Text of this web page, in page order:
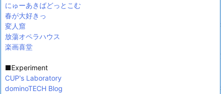
にゅーあきばどっとこむ
春が大好きっ
変人窟
放蕩オペラハウス
楽画喜堂
■Experiment
CUP's Laboratory
dominoTECH Blog